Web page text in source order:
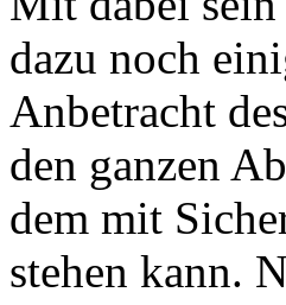
dazu noch
Anbetracht
den ganzen
dem mit
stehen kann.